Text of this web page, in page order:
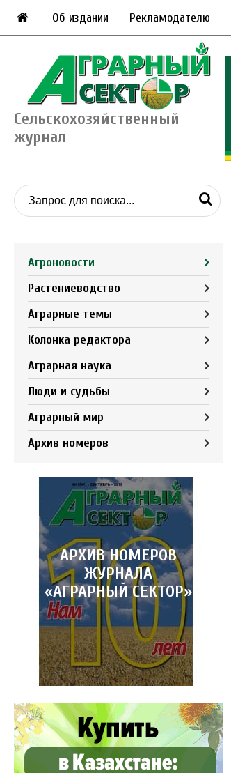
Об издании Рекламодателю
Сельскохозяйственный
журнал
Агроновости
Растениеводство
Аграрные темы
Колонка редактора
Аграрная наука
Люди и судьбы
Аграрный мир
Архив номеров
АРХИВ НОМЕРОВ
ЖУРНАЛА
«АГРАРНЫЙ СЕКТОР»